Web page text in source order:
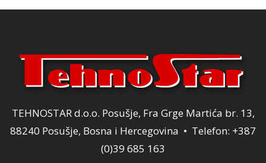
TEHNOSTAR d.o.o. Posušje, Fra Grge Martića br. 13,
88240 Posušje, Bosna i Hercegovina • Telefon: +387
(0)39 685 163